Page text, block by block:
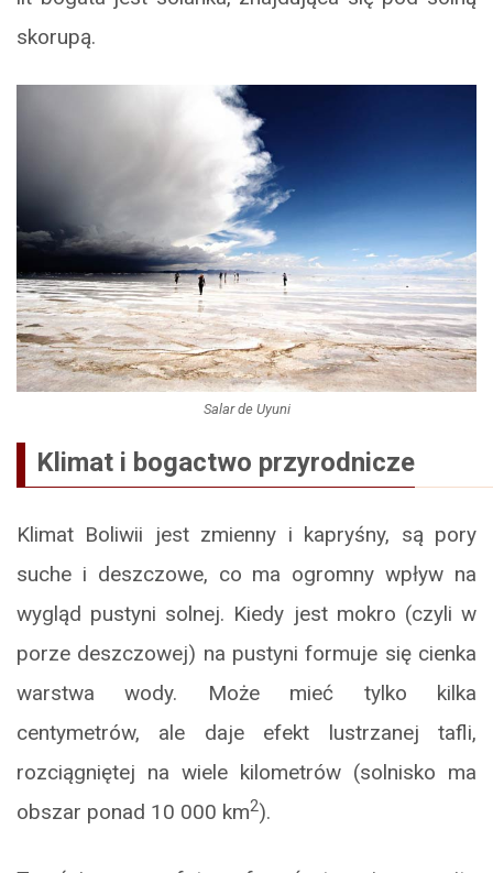
skorupą.
Salar de Uyuni
Klimat i bogactwo przyrodnicze
Klimat Boliwii jest zmienny i kapryśny, są pory
suche i deszczowe, co ma ogromny wpływ na
wygląd pustyni solnej. Kiedy jest mokro (czyli w
porze deszczowej) na pustyni formuje się cienka
warstwa wody. Może mieć tylko kilka
centymetrów, ale daje efekt lustrzanej tafli,
rozciągniętej na wiele kilometrów (solnisko ma
obszar ponad 10 000 km2).